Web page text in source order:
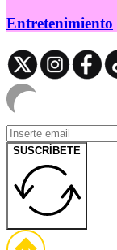
Entretenimiento
SUSCRÍBETE